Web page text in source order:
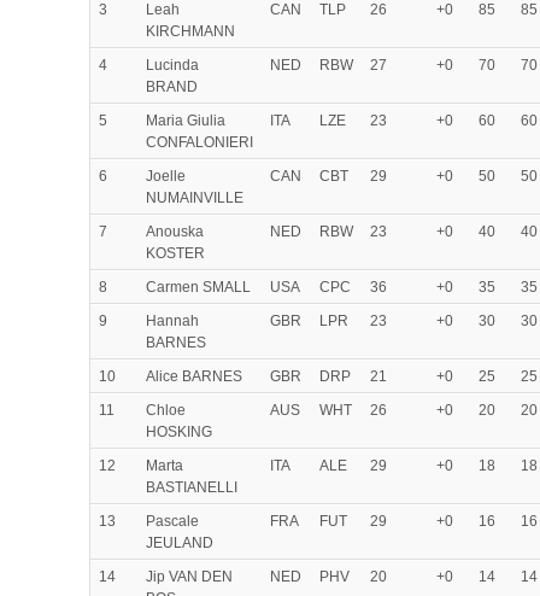
3
Leah
KIRCHMANN
CAN TLP 26 +0 85 85
4
Lucinda
BRAND
NED RBW 27 +0 70 70
5
Maria Giulia
CONFALONIERI
ITA LZE 23 +0 60 60
6
Joelle
NUMAINVILLE
CAN CBT 29 +0 50 50
7
Anouska
KOSTER
NED RBW 23 +0 40 40
8 Carmen SMALL USA CPC 36 +0 35
35
9
Hannah
BARNES
GBR LPR 23 +0 30 30
10 Alice BARNES GBR DRP 21 +0 25
25
11
Chloe
HOSKING
AUS WHT 26 +0 20 20
12
Marta
BASTIANELLI
ITA ALE 29 +0 18 18
13
Pascale
JEULAND
FRA FUT 29 +0 16 16
14
Jip VAN DEN
NED PHV 20 +0 14 14